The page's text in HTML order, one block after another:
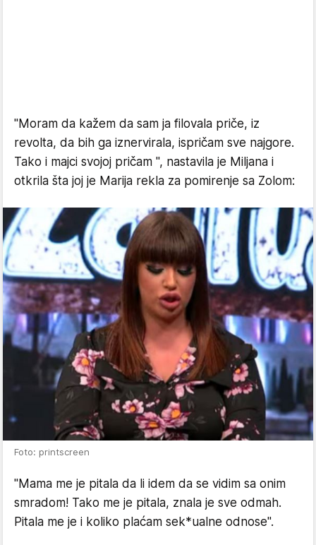
"Moram da kažem da sam ja filovala priče, iz
revolta, da bih ga iznervirala, ispričam sve najgore.
Tako i majci svojoj pričam ", nastavila je Miljana i
otkrila šta joj je Marija rekla za pomirenje sa Zolom:
Foto: printscreen
"Mama me je pitala da li idem da se vidim sa onim
smradom! Tako me je pitala, znala je sve odmah.
Pitala me je i koliko plaćam sek*ualne odnose".